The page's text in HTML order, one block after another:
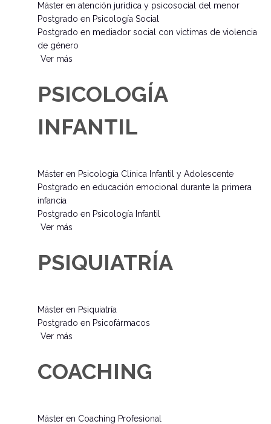
Máster en atención jurídica y psicosocial del menor
Postgrado en Psicología Social
Postgrado en mediador social con víctimas de violencia
de género
Ver más
PSICOLOGÍA
INFANTIL
Máster en Psicología Clínica Infantil y Adolescente
Postgrado en educación emocional durante la primera
infancia
Postgrado en Psicología Infantil
Ver más
PSIQUIATRÍA
Máster en Psiquiatría
Postgrado en Psicofármacos
Ver más
COACHING
Máster en Coaching Profesional